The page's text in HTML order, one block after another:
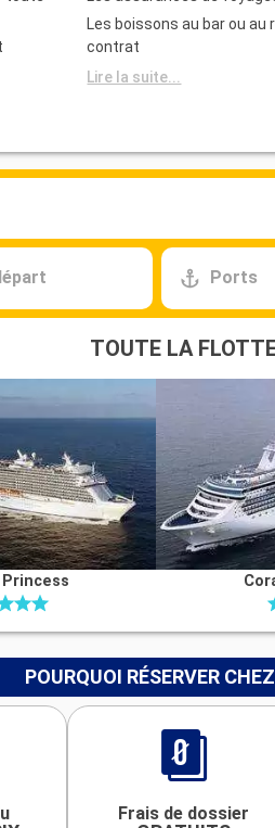
Les boissons au bar ou
contrat
Lire la suite...
Ports
TOUTE LA
Princess
POURQUOI RÉSERVER
Frais de dossier